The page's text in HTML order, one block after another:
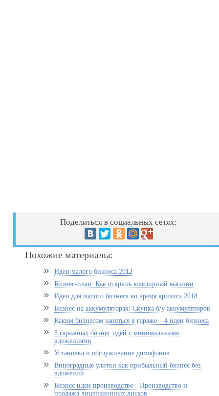
Поделиться в социальных сетях:
Похожие материалы:
Идеи малого бизнеса 2012
Бизнес-план: Как открыть ювелирный магазин
Идеи для малого бизнеса во время кризиса 2018
Бизнес на аккумуляторах: Скупка б/у аккумуляторов
Каким бизнесом заняться в гараже – 4 идеи бизнеса
5 гаражных бизнес идей с минимальными
вложениями
Установка и обслуживание домофонов
Виноградные улитки как прибыльный бизнес без
вложений
Бизнес идеи производство - Производство и
продажа лицензионных дисков